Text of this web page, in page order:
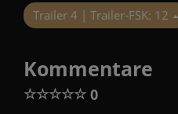
Trailer 4 | Trailer-FSK: 12
Kommentare
☆☆☆☆☆ 0